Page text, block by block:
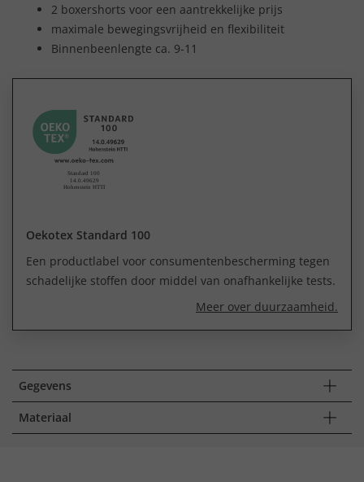
2 boxershorts voor een aantrekkelijke prijs
maximale bewegingsvrijheid en flexibiliteit
Binnenbeenlengte ca. 9-11
Oekotex Standard 100
Een productlabel voor consumentenbescherming tegen
schadelijke stoffen door middel van onafhankelijke tests.
Meer over duurzaamheid.
Gegevens
Materiaal